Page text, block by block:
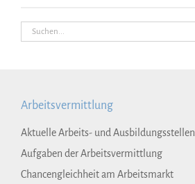
Suche
Arbeitsvermittlung
Aktuelle Arbeits- und Ausbildungsstellen
Aufgaben der Arbeitsvermittlung
Chancengleichheit am Arbeitsmarkt